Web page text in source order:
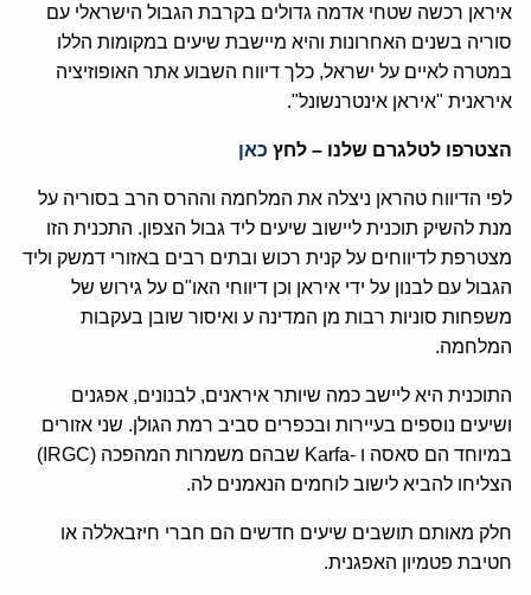
איראן רכשה שטחי אדמה גדולים בקרבת הגבול הישראלי עם
סוריה בשנים האחרונות והיא מיישבת שיעים במקומות הללו
במטרה לאיים על ישראל, כלך דיווח השבוע אתר האופוזיציה
איראנית "איראן אינטרנשונל".
הצטרפו לטלגרם שלנו – לחץ כאן
לפי הדיווח טהראן ניצלה את המלחמה וההרס הרב בסוריה על
מנת להשיק תוכנית ליישוב שיעים ליד גבול הצפון. התכנית הזו
מצטרפת לדיווחים על קנית רכוש ובתים רבים באזורי דמשק וליד
הגבול עם לבנון על ידי איראן וכן דיווחי האו"ם על גירוש של
משפחות סוניות רבות מן המדינה ע ואיסור שובן בעקבות
המלחמה.
התוכנית היא ליישב כמה שיותר איראנים, לבנונים, אפגנים
ושיעים נוספים בעיירות ובכפרים סביב רמת הגולן. שני אזורים
במיוחד הם סאסה ו -Karfa שבהם משמרות המהפכה (IRGC)
הצליחו להביא לישוב לוחמים הנאמנים לה.
חלק מאותם תושבים שיעים חדשים הם חברי חיזבאללה או
חטיבת פטמיון האפגנית.